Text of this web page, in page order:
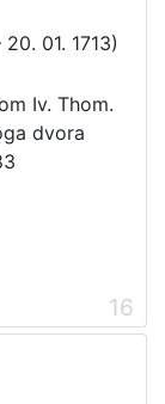
01. 1713)
Iv. Thom.
dvora
16